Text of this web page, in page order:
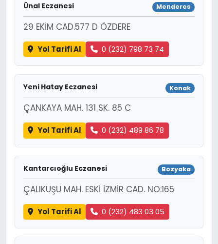
Ünal Eczanesi Menderes
29 EKİM CAD.577 D ÖZDERE
Yol Tarifi Al 0 (232) 798 73 74
Yeni Hatay Eczanesi Konak
ÇANKAYA MAH. 131 SK. 85 C
Yol Tarifi Al 0 (232) 489 86 78
Kantarcıoğlu Eczanesi Bozyaka
ÇALIKUŞU MAH. ESKİ İZMİR CAD. NO:165
Yol Tarifi Al 0 (232) 483 03 05